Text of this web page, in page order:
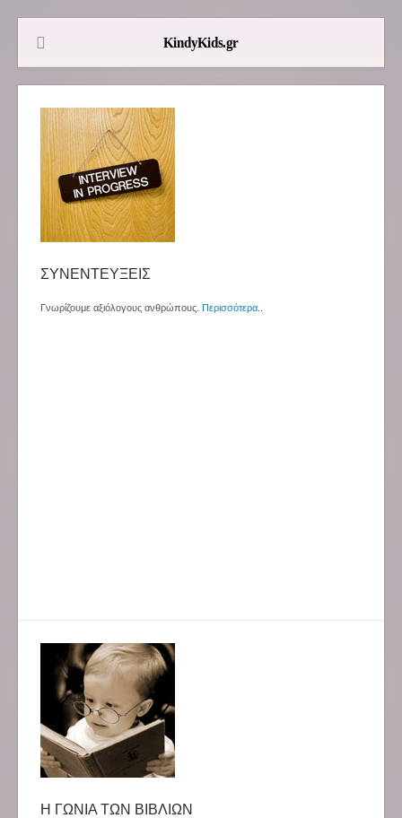
ΣΥΝΕΝΤΕΥΞΕΙΣ
Γνωρίζουμε αξιόλογους ανθρώπους. Περισσότερα
Η ΓΩΝΙΑ ΤΩΝ ΒΙΒΛΙΩΝ